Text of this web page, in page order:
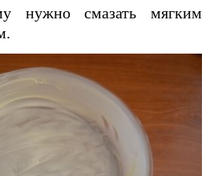
нужно смазать мягким